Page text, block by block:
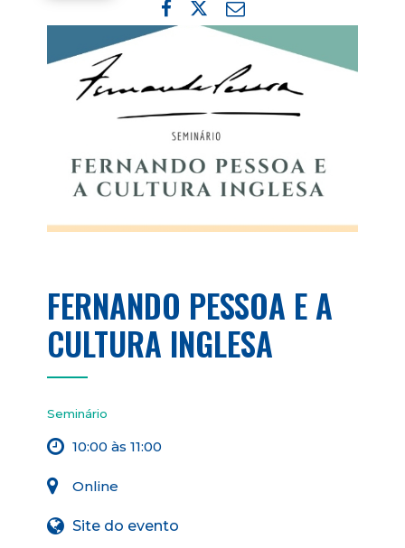
FERNANDO PESSOA E A
CULTURA INGLESA
Seminário
10:00 às 11:00
Online
Site do evento